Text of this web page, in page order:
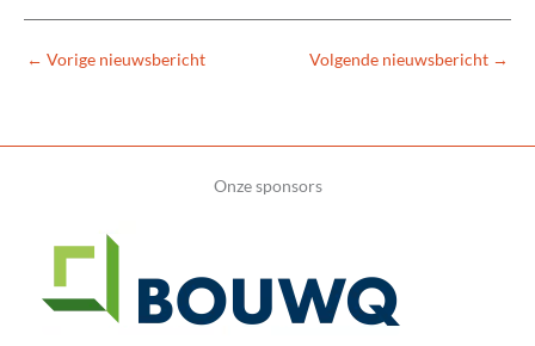
← Vorige nieuwsbericht Volgende nieuwsbericht →
Onze sponsors